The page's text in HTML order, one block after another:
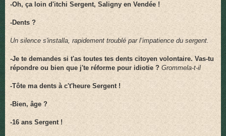
-Oh, ça loin d'itchi Sergent, Saligny en Vendée !
-Dents ?
Un silence s'installa, rapidement troublé par l’impatience du sergent.
-Je te demandes si t'as toutes tes dents citoyen volontaire. Vas-tu
répondre ou bien que j'te réforme pour idiotie ? Grommela-t-il
-Tôte ma dents à c't'heure Sergent !
-Bien, âge ?
-16 ans Sergent !